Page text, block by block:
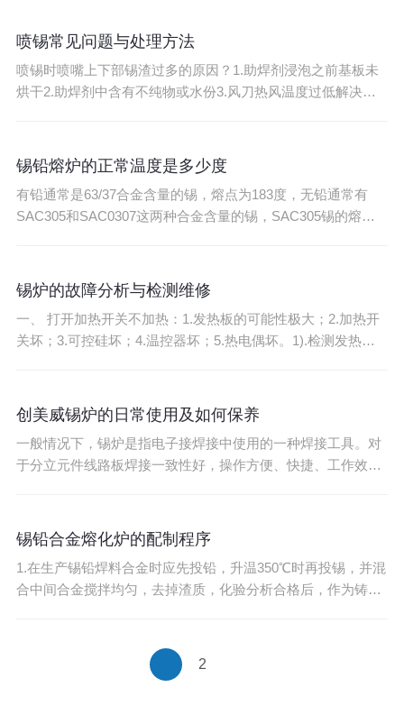
关电机、电源指示灯亮，将锡炉的炉温设置在280±10℃
（度），温控保护开关设置在250℃（度），即
喷锡常见问题与处理方法
喷锡时喷嘴上下部锡渣过多的原因？1.助焊剂浸泡之前基板未
烘干2.助焊剂中含有不纯物或水份3.风刀热风温度过低解决方
漆流入孔内3.前处理不好4.锡缸内废助焊剂过多解决方案：1.测
试基板镀通孔状况以作调整
锡铅熔炉的正常温度是多少度
有铅通常是63/37合金含量的锡，熔点为183度，无铅通常有
SAC305和SAC0307这两种合金含量的锡，SAC305锡的熔点
性！ 在业界里，锡炉的正常温度的定义为: 正常温度＝熔点
+40~5
锡炉的故障分析与检测维修
一、 打开加热开关不加热：1.发热板的可能性极大；2.加热开
关坏；3.可控硅坏；4.温控器坏；5.热电偶坏。1).检测发热
板的电阻一般是几十欧姆到两百欧姆左右。如果电阻无穷大或
为几欧姆都可视为此发热管已损坏，进行更
创美威锡炉的日常使用及如何保养
一般情况下，锡炉是指电子接焊接中使用的一种焊接工具。对
于分立元件线路板焊接一致性好，操作方便、快捷、工作效率
入正常工作状态。按动SET功能键，请参照温控仪表使用说
明，设定你所选定的温度值，设定后锡炉加热工作，再
锡铅合金熔化炉的配制程序
1.在生产锡铅焊料合金时应先投铅，升温350℃时再投锡，并混
合中间合金搅拌均匀，去掉渣质，化验分析合格后，作为铸造
地方安装导流片；3.视熔炉大小而定，每搅拌10-20分钟，应调
整为反方向进行搅拌；
2